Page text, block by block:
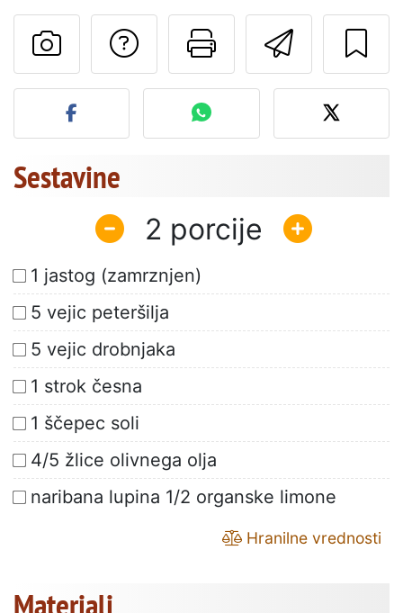
Pošlji
Natisni to
Postavite
Objavite svojo fotografijo
Sestavine
2
1 jastog (zamrznjen)
5 vejic peteršilja
5 vejic drobnjaka
1 strok česna
1 ščepec soli
4/5 žlice olivnega olja
naribana lupina 1/2 organske limone
Hranilne vrednosti